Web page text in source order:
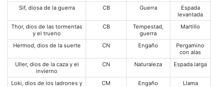
Sif, diosa de la guerra CB Guerra
Espada
levantada
Thor, dios de las tormentas
y el trueno
CB
Tempestad,
guerra
Martillo
Hermod, dios de la suerte CN Engaño
Pergamino
con alas
Uller, dios de la caza y el
invierno
CN Naturaleza Espada larga
Loki, dios de los ladrones y
CM Engaño Llama